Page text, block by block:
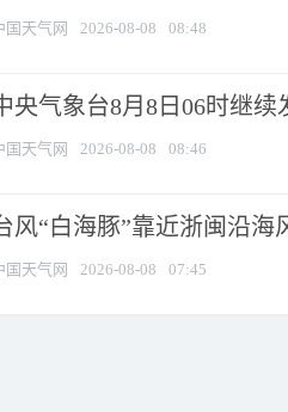
国天气网 2026-08-08 08:48
央气象台8月8日06时继
国天气网 2026-08-08 08:46
风“白海豚”靠近浙闽沿
国天气网 2026-08-08 07:45